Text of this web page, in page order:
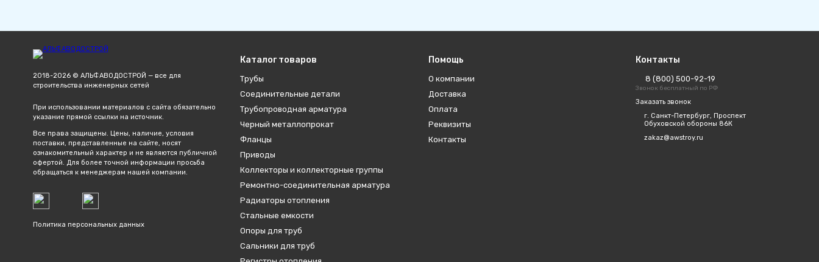
2018-2026 © АЛЬФАВОДОСТРОЙ — все для
строительства инженерных сетей
При использовании материалов с сайта обязательно
указание прямой ссылки на источник.
Все права защищены. Цены, наличие, условия
поставки, представленные на сайте, носят
ознакомительный характер и не являются публичной
офертой. Для более точной информации просьба
обращаться к менеджерам нашей компании.
Политика персональных данных
Каталог товаров
Трубы
Соединительные детали
Трубопроводная арматура
Черный металлопрокат
Фланцы
Приводы
Коллекторы и коллекторные группы
Ремонтно-соединительная арматура
Радиаторы отопления
Стальные емкости
Опоры для труб
Сальники для труб
Помощь
О компании
Доставка
Оплата
Реквизиты
Контакты
Контакты
8 (800) 500-92-19
Звонок бесплатный по РФ
Заказать звонок
г. Санкт-Петербург, Проспект
Обуховской обороны 86К
zakaz@awstroy.ru